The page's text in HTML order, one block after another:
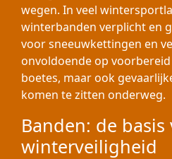
wegen. In veel
winterbanden verplicht en
voor sneeuwkettingen en
onvoldoende op
boetes, maar ook
komen te zitten onderweg.
Banden: de basis
winterveiligheid